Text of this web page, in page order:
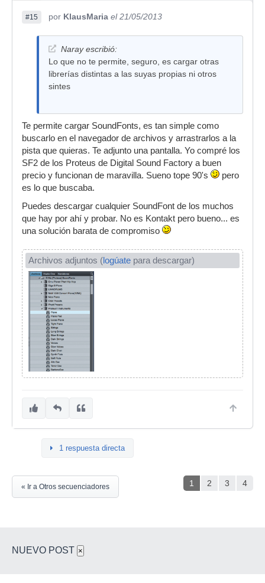
#15 por KlausMaria el 21/05/2013
Naray escribió:
Lo que no te permite, seguro, es cargar otras
librerías distintas a las suyas propias ni otros
sintes
Te permite cargar SoundFonts, es tan simple como
buscarlo en el navegador de archivos y arrastrarlos a la
pista que quieras. Te adjunto una pantalla. Yo compré los
SF2 de los Proteus de Digital Sound Factory a buen
precio y funcionan de maravilla. Sueno tope 90's
pero
es lo que buscaba.
Puedes descargar cualquier SoundFont de los muchos
que hay por ahí y probar. No es Kontakt pero bueno... es
una solución barata de compromiso
Archivos adjuntos (logúate para descargar)
1 respuesta directa
1 2 3 4
« Ir a Otros secuenciadores
NUEVO POST ×